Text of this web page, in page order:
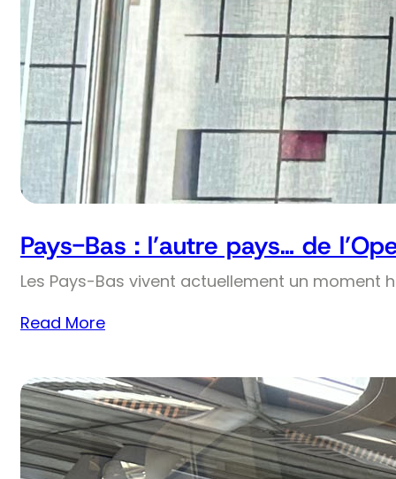
Pays-Bas : l’autre pays… de
Les Pays-Bas vivent actuellement un moment
Read More